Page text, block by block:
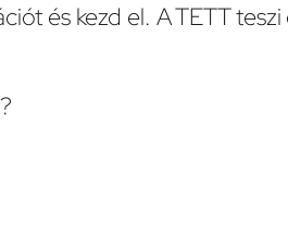
és kezd el. A TETT